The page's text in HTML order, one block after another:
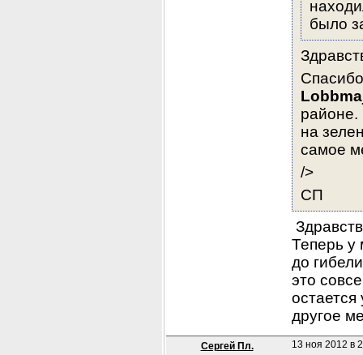
было
районе.
на
самое
/>
СП
Теперь у
до
это
другое
Сергей Пл. 13 ноя 2012 в